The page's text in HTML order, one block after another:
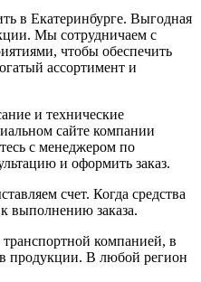
в Екатеринбурге. Выгодная
Мы сотрудничаем с
чтобы обеспечить
ассортимент и
и технические
сайте компании
с менеджером по
и оформить заказ.
счет. Когда средства
выполнению заказа.
компанией, в
продукции. В любой регион